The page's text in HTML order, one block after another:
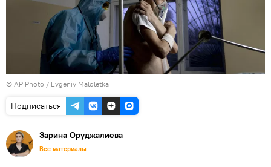
© AP Photo / Evgeniy Maloletka
Подписаться
Зарина Оруджалиева
Все материалы